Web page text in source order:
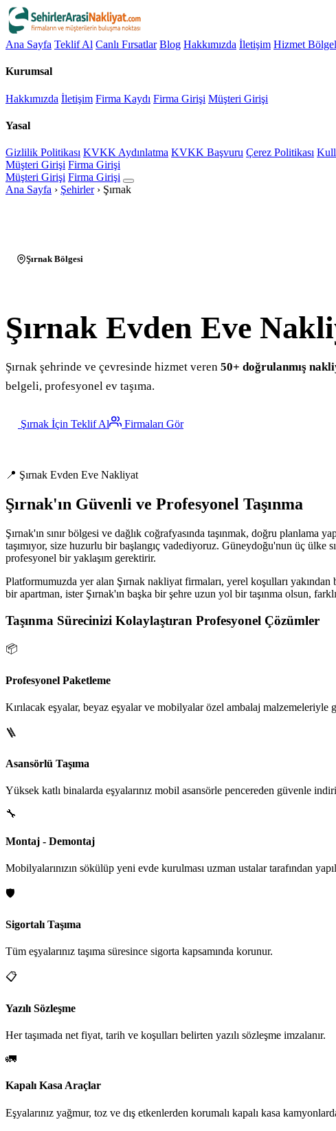
Ana Sayfa Teklif Al Canlı Fırsatlar Blog Hakkımızda İletişim Hizmet
Kurumsal
Hakkımızda İletişim Firma Kaydı Firma Girişi Müşteri Girişi
Yasal
Gizlilik Politikası KVKK Aydınlatma KVKK Başvuru Çerez Politikası
Müşteri Girişi Firma Girişi
Müşteri Girişi Firma Girişi
Ana Sayfa › Şehirler › Şırnak
Şırnak Bölgesi
Şırnak Evden Eve
Şırnak şehrinde ve çevresinde hizmet veren 50+ doğrulanmış
belgeli, profesyonel ev taşıma.
Şırnak İçin Teklif Al Firmaları Gör
📍 Şırnak Evden Eve Nakliyat
Şırnak'ın Güvenli ve Profesyonel Taşınma
Şırnak'ın sınır bölgesi ve dağlık coğrafyasında taşınmak, doğru planlama
taşımıyor, size huzurlu bir başlangıç vadediyoruz. Güneydoğu'nun üç ülke
profesyonel bir yaklaşım gerektirir.
Platformumuzda yer alan Şırnak nakliyat firmaları, yerel koşulları
bir apartman, ister Şırnak'ın başka bir şehre uzun yol bir taşınma olsun,
Taşınma Sürecinizi Kolaylaştıran Profesyonel Çözümler
📦
Profesyonel Paketleme
Kırılacak eşyalar, beyaz eşyalar ve mobilyalar özel ambalaj malzemeleriyle
🪜
Asansörlü Taşıma
Yüksek katlı binalarda eşyalarınız mobil asansörle pencereden güvenle
🔧
Montaj - Demontaj
Mobilyalarınızın sökülüp yeni evde kurulması uzman ustalar tarafından
🛡️
Sigortalı Taşıma
Tüm eşyalarınız taşıma süresince sigorta kapsamında korunur.
📋
Yazılı Sözleşme
Her taşımada net fiyat, tarih ve koşulları belirten yazılı sözleşme imzalanır.
🚛
Kapalı Kasa Araçlar
Eşyalarınız yağmur, toz ve dış etkenlerden korumalı kapalı kasa